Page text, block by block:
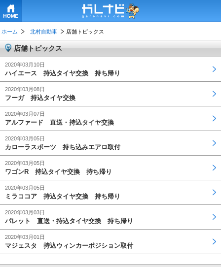
ホーム 北村自動車 店舗トピックス
店舗トピックス
2020年03月10日
ハイエース 持込タイヤ交換 持ち帰り
2020年03月08日
フーガ 持込タイヤ交換
2020年03月07日
アルファード 直送・持込タイヤ交換
2020年03月05日
カローラスポーツ 持ち込みエアロ取付
2020年03月05日
ワゴンR 持込タイヤ交換 持ち帰り
2020年03月05日
ミラココア 持込タイヤ交換 持ち帰り
2020年03月03日
パレット 直送・持込タイヤ交換 持ち帰り
2020年03月01日
マジェスタ 持込ウィンカーポジション取付